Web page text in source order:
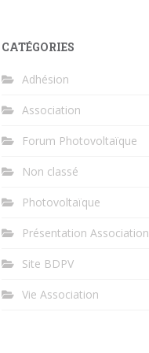
CATÉGORIES
Adhésion
Association
Forum Photovoltaïque
Non classé
Photovoltaïque
Présentation Association
Site BDPV
Vie Association